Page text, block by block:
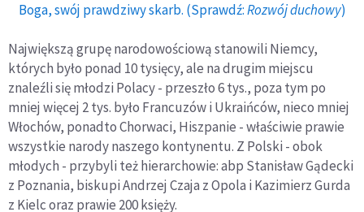
Boga, swój prawdziwy skarb. (Sprawdź:Rozwój duchowy)
Największą grupę narodowościową stanowili Niemcy,
których było ponad 10 tysięcy, ale na drugim miejscu
znaleźli się młodzi Polacy - przeszło 6 tys., poza tym po
mniej więcej 2 tys. było Francuzów i Ukraińców, nieco mniej
Włochów, ponadto Chorwaci, Hiszpanie - właściwie prawie
wszystkie narody naszego kontynentu. Z Polski - obok
młodych - przybyli też hierarchowie: abp Stanisław Gądecki
z Poznania, biskupi Andrzej Czaja z Opola i Kazimierz Gurda
z Kielc oraz prawie 200 księży.